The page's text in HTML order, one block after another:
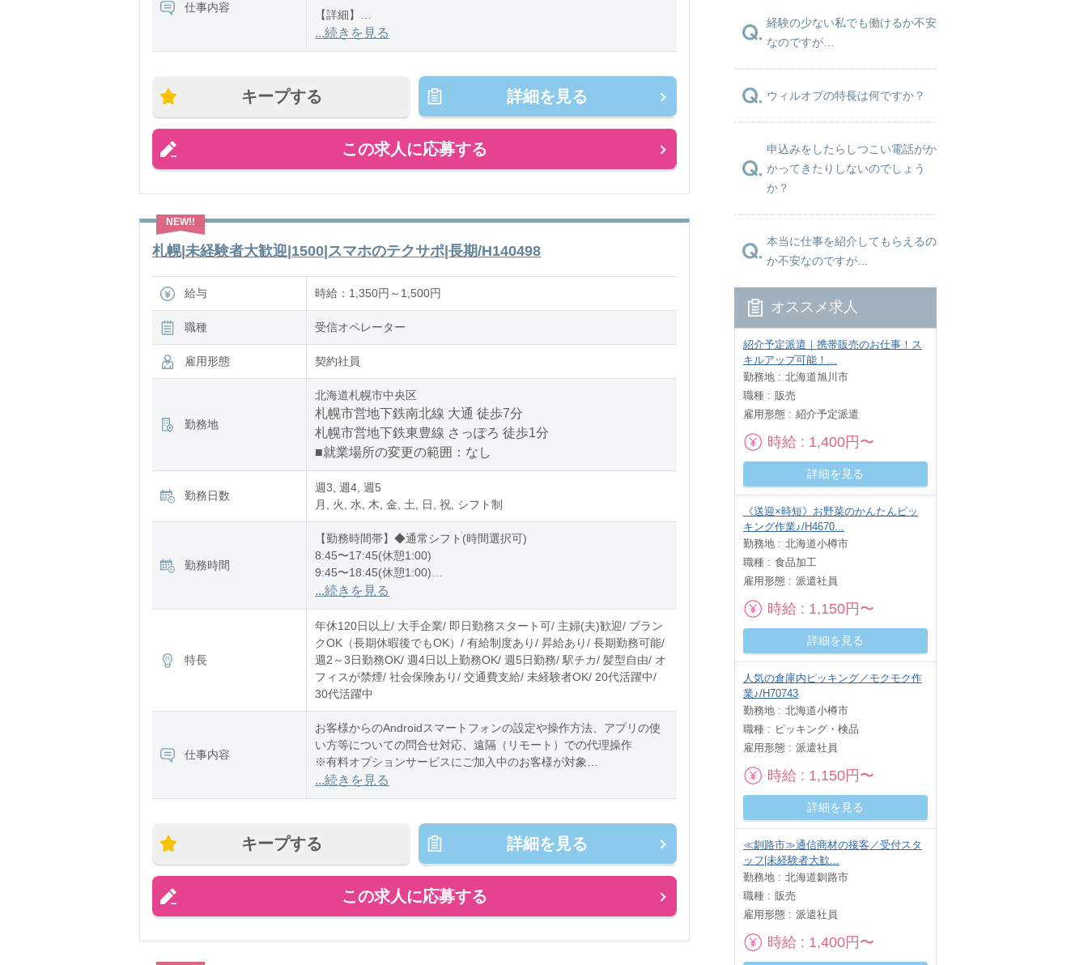
仕事内容
【詳細】
国際線の担当として、清掃業務全般お任せいたします。
・24時間体制で清掃
...続きを見る
キープする 詳細を見る
この求人に応募する
札幌|未経験者大歓迎|1500|スマホのテクサポ|長期/H140498
給与 時給：1,350円～1,500円
職種 受信オペレーター
雇用形態 契約社員
勤務地
北海道札幌市中央区
札幌市営地下鉄南北線 大通 徒歩7分
札幌市営地下鉄東豊線 さっぽろ 徒歩1分
■就業場所の変更の範囲：なし
勤務日数
週3, 週4, 週5
月, 火, 水, 木, 金, 土, 日, 祝, シフト制
勤務時間
【勤務時間帯】◆通常シフト(時間選択可)
8:45〜17:45(休憩1:00)
9:45〜18:45(休憩1:00)
11:45〜20:15(休憩1:00)
※残業：0〜10時間程度/月
...続きを見る
特長
年休120日以上/ 大手企業/ 即日勤務スタート可/ 主婦(夫)歓迎/ ブラン
クOK（長期休暇後でもOK）/ 有給制度あり/ 昇給あり/ 長期勤務可能/
週2～3日勤務OK/ 週4日以上勤務OK/ 週5日勤務/ 駅チカ/ 髪型自由/ オ
フィスが禁煙/ 社会保険あり/ 交通費支給/ 未経験者OK/ 20代活躍中/
30代活躍中
仕事内容
お客様からのAndroidスマートフォンの設定や操作方法、アプリの使
い方等についての問合せ対応、遠隔（リモート）での代理操作
※有料オプションサービスにご加入中のお客様が対象
※在宅勤務あり（条件
...続きを見る
キープする 詳細を見る
この求人に応募する
経験の少ない私でも働けるか不安
なのですが…
ウィルオブの特長は何ですか？
申込みをしたらしつこい電話がか
かってきたりしないのでしょう
か？
本当に仕事を紹介してもらえるの
か不安なのですが…
オススメ求人
紹介予定派遣｜携帯販売のお仕事！ス
キルアップ可能！...
勤務地
北海道旭川市
職種
販売
雇用形態
紹介予定派遣
時給 1,400円〜
詳細を見る
《送迎×時短》お野菜のかんたんピッ
キング作業♪/H4670...
勤務地
北海道小樽市
職種
食品加工
雇用形態
派遣社員
時給 1,150円〜
詳細を見る
人気の倉庫内ピッキング／モクモク作
業♪/H70743
勤務地
北海道小樽市
職種
ピッキング・検品
雇用形態
派遣社員
時給 1,150円〜
詳細を見る
≪釧路市≫通信商材の接客／受付スタ
ッフ|未経験者大歓...
勤務地
北海道釧路市
職種
販売
雇用形態
派遣社員
時給 1,400円〜